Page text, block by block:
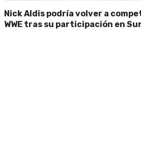
Nick Aldis podría volver a
WWE tras su participación en